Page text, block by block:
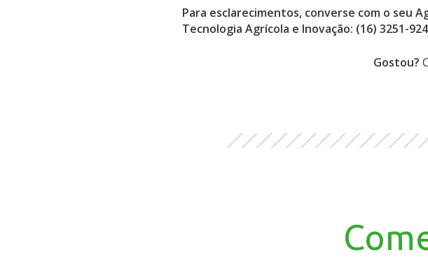
Para esclarecimentos, converse com o seu
Tecnologia Agrícola e Inovação: (16) 3251-
Gostou?